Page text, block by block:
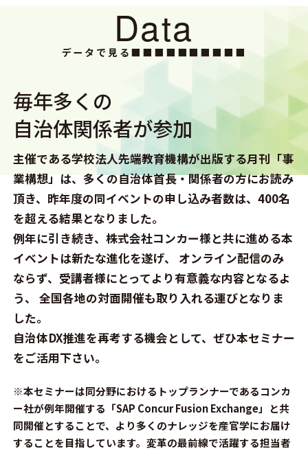
Data
データで見る■■■■■■■■■■
毎年多くの
自治体関係者が参加
主催である学校法人先端教育機構が出版する月刊「事
業構想」は、 多くの自治体首長・関係者の方にお読み
頂き、 昨年度の同イベントの申し込み者数は、​400名
を超える結果となりました。
例年に引き続き、株式会社コンカー様と共に進める本
イベントは新たな進化を遂げ、
オンライン配信のみ
ならず、受講者様にとってより有意義な内容となるよ
う、
全国各地の対面開催も取り入れる運びとなりま
した。
自治体DX推進を再考する機会として、ぜひ本セミナー
をご活用下さい。
※本セミナーは同分野におけるトップランナーであるコンカ
ー社が例年開催する「SAP Concur Fusion Exchange」と共
同開催とすることで、より多くのナレッジを産官学にお届け
することを目指しています。変革の最前線で活躍する担当者